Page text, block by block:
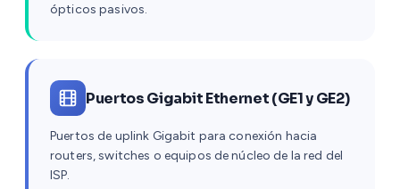
ópticos pasivos.
Puertos Gigabit Ethernet (GE1 y GE2)
Puertos de uplink Gigabit para conexión hacia
routers, switches o equipos de núcleo de la red del
ISP.